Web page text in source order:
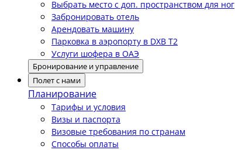
Выбрать место с доп. пространством для ног
Забронировать отель
Арендовать машину
Парковка в аэропорту в DXB T2
Услуги шофера в ОАЭ
Бронирование и управление
Полет с нами
Планирование
Тарифы и условия
Визы и паспорта
Визовые требования по странам
Способы оплаты